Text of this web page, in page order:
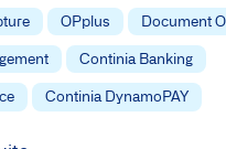
OPplus Document
Continia Banking
Continia DynamoPAY